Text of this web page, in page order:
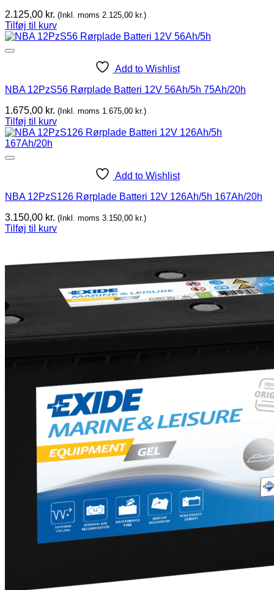
2.125,00 kr. (Inkl. moms 2.125,00 kr.)
Tilføj til kurv
Add to Wishlist
NBA 12PzS56 Rørplade Batteri 12V 56Ah/5h 75Ah/20h
1.675,00 kr. (Inkl. moms 1.675,00 kr.)
Tilføj til kurv
Add to Wishlist
NBA 12PzS126 Rørplade Batteri 12V 126Ah/5h 167Ah/20h
3.150,00 kr. (Inkl. moms 3.150,00 kr.)
Tilføj til kurv